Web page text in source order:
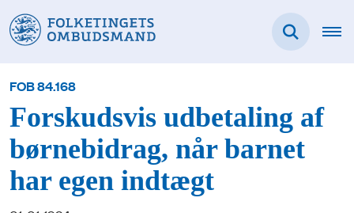
FOB 84.168
Forskudsvis udbetaling af
børnebidrag, når barnet
har egen indtægt